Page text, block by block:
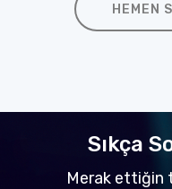
HEMEN
Sıkça
Merak ettiğin